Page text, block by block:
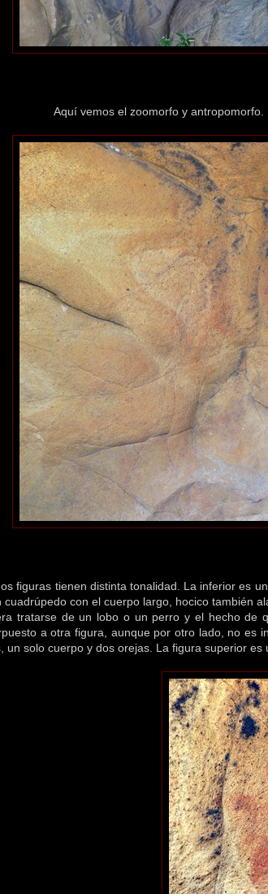
Aquí vemos el zoomorfo y
figuras tienen distinta tonalidad. La inferior es
cuadrúpedo con el cuerpo largo, hocico también
tratarse de un lobo o un perro y el hecho de
a otra figura, aunque por otro lado, no es
un solo cuerpo y dos orejas. La figura superior